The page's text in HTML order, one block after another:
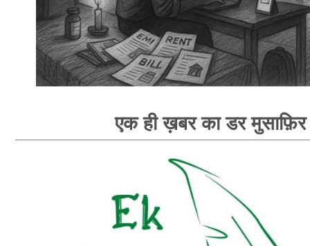
एक ही ख़बर का डर मुसाफ़िर